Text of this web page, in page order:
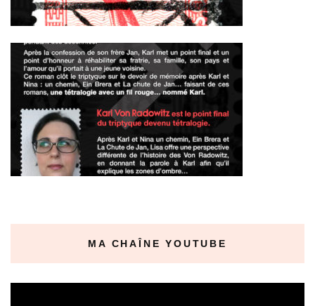
MA CHAÎNE YOUTUBE